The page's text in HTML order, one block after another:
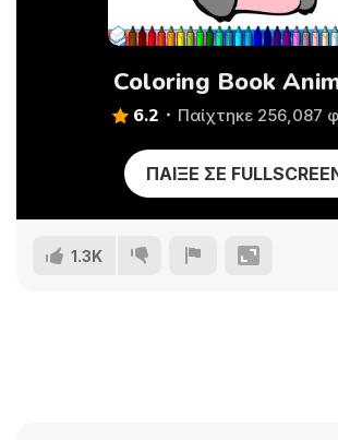
Coloring Book
6.2 Παίχτηκε 256,087
ΠΑΊΞΕ ΣΕ
1.3K